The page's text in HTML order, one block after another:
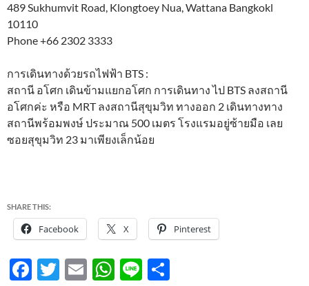
489 Sukhumvit Road, Klongtoey Nua, Wattana Bangkokl
10110
Phone +66 2302 3333
การเดินทางด้วยรถไฟฟ้า BTS :
สถานี อโศก เดินข้ามแยกอโศก การเดินทาง ไป BTS ลงสถานี
อโศกค่ะ หรือ MRT ลงสถานีสุขุมวิท ทางออก 2 เดินทางทาง
สถานีพร้อมพงษ์ ประมาณ 500 เมตร โรงแรมอยู่ซ้ายมือ เลย
ซอยสุขุมวิท 23 มาเพียงเล็กน้อย
SHARE THIS:
Facebook X Pinterest
F
T
E
W Li